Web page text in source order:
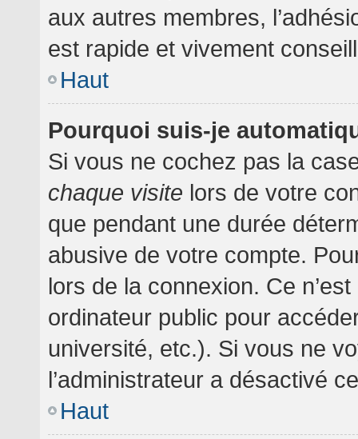
aux autres membres,
est rapide et vivement
Haut
Pourquoi suis-je
Si vous ne cochez pas la
chaque visite lors de votre
que pendant une durée
abusive de votre compte.
lors de la connexion. Ce
ordinateur public pour
université, etc.). Si vous ne
l’administrateur a désactivé
Haut